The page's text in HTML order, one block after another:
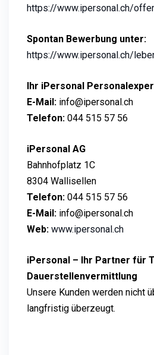
https://www.ipersonal.ch/
Spontan Bewerbung unter:
https://www.ipersonal.ch/
Ihr iPersonal
E-Mail: info@ipersonal.ch
Telefon: 044 515 57 56
iPersonal AG
Bahnhofplatz 1C
8304 Wallisellen
Telefon: 044 515 57 56
E-Mail: info@ipersonal.ch
Web: www.ipersonal.ch
iPersonal – Ihr Partner für
Dauerstellenvermittlung
Unsere Kunden werden nicht
langfristig überzeugt.